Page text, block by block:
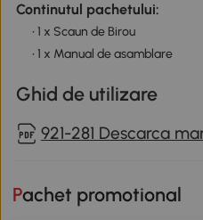
Continutul pachetului:
• 1 x Scaun de Birou
• 1 x Manual de asamblare
Ghid de utilizare
921-281 Descarca
Pachet promotional